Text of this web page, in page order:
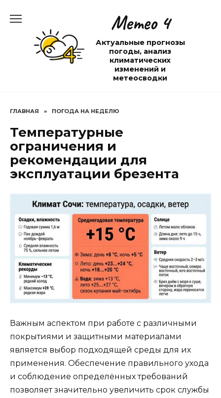
содержанию
Метео 4
Актуальные прогнозы
погоды, анализ
климатических
изменений и
метеосводки
ГЛАВНАЯ » ПОГОДА НА НЕДЕЛЮ
Температурные
ограничения и
рекомендации для
эксплуатации брезента
Важным аспектом при работе с различными
покрытиями и защитными материалами
является выбор подходящей среды для их
применения. Обеспечение правильного ухода
и соблюдение определённых требований
позволяет значительно увеличить срок службы